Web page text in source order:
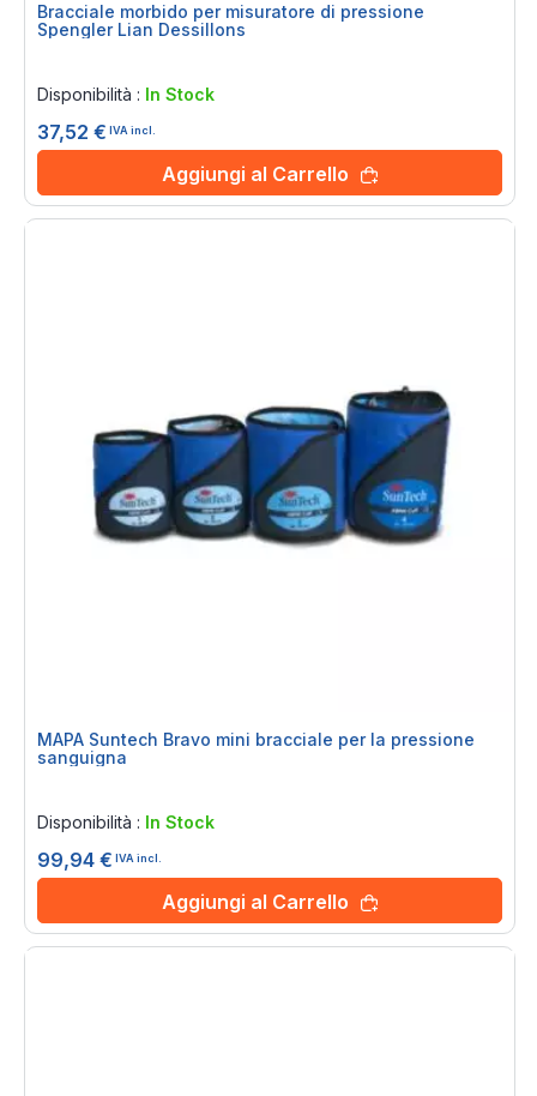
Bracciale morbido per misuratore di pressione
Spengler Lian Dessillons
Disponibilità : In Stock
37,52 € IVA incl.
Aggiungi al Carrello
MAPA Suntech Bravo mini bracciale per la pressione
sanguigna
Disponibilità : In Stock
99,94 € IVA incl.
Aggiungi al Carrello